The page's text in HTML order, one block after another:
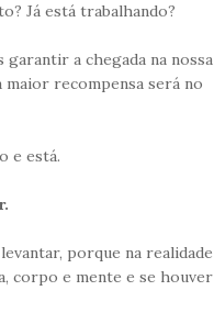
Já está trabalhando?
garantir a chegada na nossa
maior recompensa será no
e está.
porque na realidade
corpo e mente e se houver